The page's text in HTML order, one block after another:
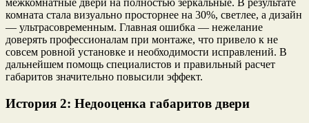
межкомнатные двери на полностью зеркальные. В результате
комната стала визуально просторнее на 30%, светлее, а дизайн
— ультрасовременным. Главная ошибка — нежелание
доверять профессионалам при монтаже, что привело к не
совсем ровной установке и необходимости исправлений. В
дальнейшем помощь специалистов и правильный расчет
габаритов значительно повысили эффект.
История 2: Недооценка габаритов двери